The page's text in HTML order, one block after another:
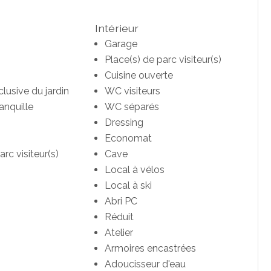
du jardin
visiteur(s)
Intérieur
Garage
Place(s) de parc visiteur(s)
Cuisine ouverte
WC visiteurs
WC séparés
Dressing
Economat
Cave
Local à vélos
Local à ski
Abri PC
Réduit
Atelier
Armoires encastrées
Adoucisseur d'eau